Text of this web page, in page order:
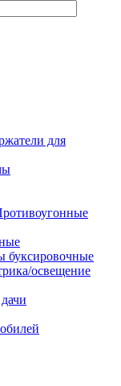
для
буксировочные
освещение